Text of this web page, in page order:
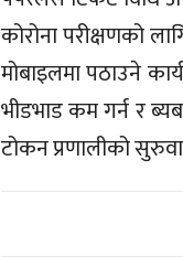
कोरोना परीक्षणको
मोबाइलमा पठाउने
भीडभाड कम गर्न र
टोकन प्रणालीको